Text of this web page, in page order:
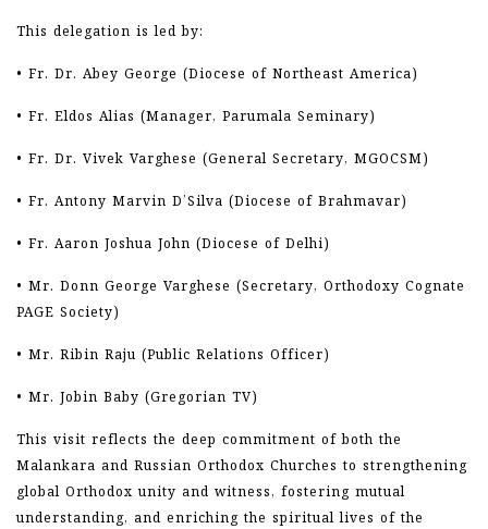
This delegation is led by:
• Fr. Dr. Abey George (Diocese of Northeast America)
• Fr. Eldos Alias (Manager, Parumala Seminary)
• Fr. Dr. Vivek Varghese (General Secretary, MGOCSM)
• Fr. Antony Marvin D’Silva (Diocese of Brahmavar)
• Fr. Aaron Joshua John (Diocese of Delhi)
• Mr. Donn George Varghese (Secretary, Orthodoxy Cognate
PAGE Society)
• Mr. Ribin Raju (Public Relations Officer)
• Mr. Jobin Baby (Gregorian TV)
This visit reflects the deep commitment of both the
Malankara and Russian Orthodox Churches to strengthening
global Orthodox unity and witness, fostering mutual
understanding, and enriching the spiritual lives of the